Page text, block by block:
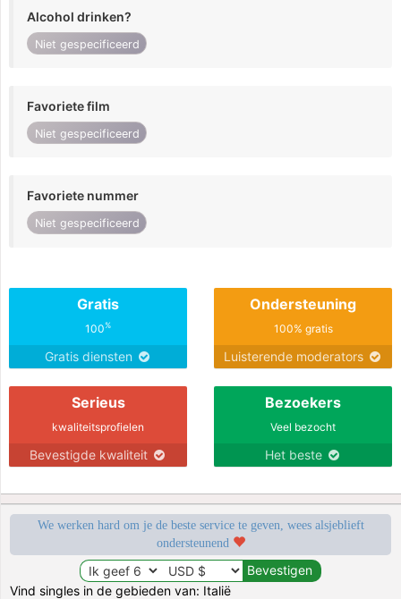
Alcohol drinken?
Niet gespecificeerd
Favoriete film
Niet gespecificeerd
Favoriete nummer
Niet gespecificeerd
Gratis
100%
Gratis diensten
Ondersteuning
100% gratis
Luisterende moderators
Serieus
kwaliteitsprofielen
Bevestigde kwaliteit
Bezoekers
Veel bezocht
Het beste
We werken hard om je de beste service te geven, wees alsjeblieft
ondersteunend
Vind singles in de gebieden van: Italië